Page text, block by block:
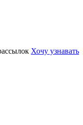
Хочу узнавать